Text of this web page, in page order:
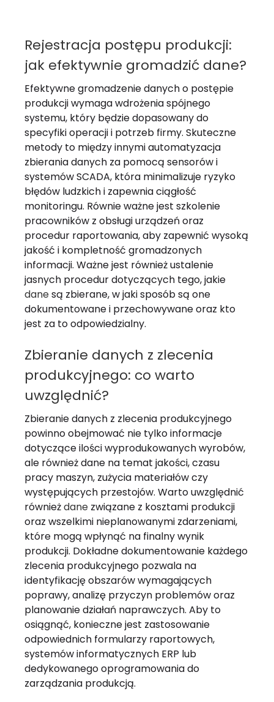
Rejestracja postępu produkcji:
jak efektywnie gromadzić dane?
Efektywne gromadzenie danych o postępie
produkcji wymaga wdrożenia spójnego
systemu, który będzie dopasowany do
specyfiki operacji i potrzeb firmy. Skuteczne
metody to między innymi automatyzacja
zbierania danych za pomocą sensorów i
systemów SCADA, która minimalizuje ryzyko
błędów ludzkich i zapewnia ciągłość
monitoringu. Równie ważne jest szkolenie
pracowników z obsługi urządzeń oraz
procedur raportowania, aby zapewnić wysoką
jakość i kompletność gromadzonych
informacji. Ważne jest również ustalenie
jasnych procedur dotyczących tego, jakie
danesą zbierane, w jaki sposób są one
dokumentowane i przechowywane oraz kto
jest za to odpowiedzialny.
Zbieranie danych z zlecenia
produkcyjnego: co warto
uwzględnić?
Zbieranie danych z zlecenia produkcyjnego
powinno obejmować nie tylko informacje
dotyczące ilości wyprodukowanych wyrobów,
ale również dane na temat jakości, czasu
pracy maszyn, zużycia materiałów czy
występujących przestojów. Warto uwzględnić
równieżdane związane z kosztami produkcji
oraz wszelkimi nieplanowanymi zdarzeniami,
które mogą wpłynąć na finalny wynik
produkcji. Dokładne dokumentowanie każdego
zlecenia produkcyjnego pozwala na
identyfikację obszarów wymagających
poprawy, analizę przyczyn problemów oraz
planowanie działań naprawczych. Aby to
osiągnąć, konieczne jest zastosowanie
odpowiednich formularzy raportowych,
systemów informatycznych ERP lub
dedykowanego oprogramowania do
zarządzania produkcją.